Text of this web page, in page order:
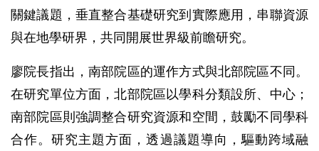
關鍵議題，垂直整合基礎研究到實際應用，串聯資源
與在地學研界，共同開展世界級前瞻研究。
廖院長指出，南部院區的運作方式與北部院區不同。
在研究單位方面，北部院區以學科分類設所、中心；
南部院區則強調整合研究資源和空間，鼓勵不同學科
合作。研究主題方面，透過議題導向，驅動跨域融